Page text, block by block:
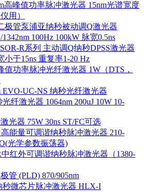
高峰值功率脉冲激光器 15nm光谱宽度
用）
极管泵浦亚纳秒被动调Q激光器
1342nm 100Hz 100kW 脉宽0.5ns
R系列 主动调Q纳秒DPSS激光器
小于15ns 重复率1-20 Hz
值功率脉冲光纤激光器 1W（DTS，
EVO-UC-NS 纳秒光纤激光器
纤激光器 1064nm 200uJ 10W 10-
光器 75W 30ns ST/FC可选
能量可调谐纳秒脉冲激光器 210-
光学参数振荡器)
红外可调谐纳秒脉冲激光器（1380-
管 (PLD) 870/905nm
秒微芯片脉冲激光器 HLX-I